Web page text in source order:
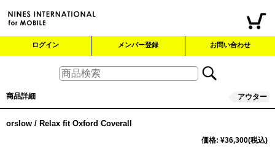
ログイン メンバー登録 お問い合わせ
商品詳細 アウター
orslow / Relax fit Oxford Coverall
価格: ¥36,300(税込)